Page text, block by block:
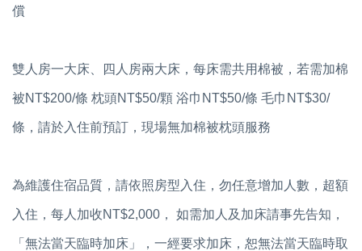
償
雙人房一大床、四人房兩大床，每床需共用棉被，若需加棉
被NT$200/條 枕頭NT$50/顆 浴巾NT$50/條 毛巾NT$30/
條，請於入住前預訂，現場無加棉被枕頭服務
為維護住宿品質，請依照房型入住，勿任意增加人數，超額
入住，每人加收NT$2,000， 如需加人及加床請事先告知，
「無法當天臨時加床」，一經要求加床，恕無法當天臨時取